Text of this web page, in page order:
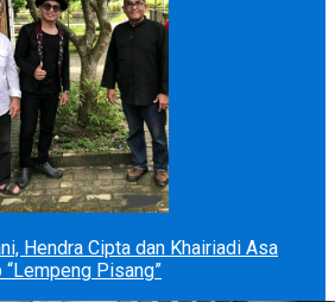
Hendra Cipta dan Khairiadi Asa
“Lempeng Pisang”